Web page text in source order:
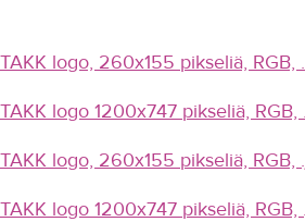
TAKK logo, 260x155 pikseliä, RGB,
TAKK logo 1200x747 pikseliä, RGB,
TAKK logo, 260x155 pikseliä, RGB,
TAKK logo 1200x747 pikseliä, RGB,